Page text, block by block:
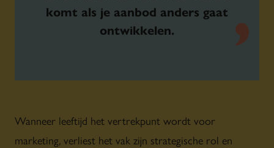
komt als je aanbod anders gaat
ontwikkelen.
Wanneer leeftijd het vertrekpunt wordt voor
marketing, verliest het vak zijn strategische rol en